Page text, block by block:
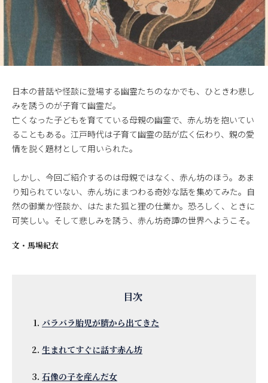
日本の昔話や怪談に登場する幽霊たちのなかでも、ひときわ悲し
みを誘うのが子育て幽霊だ。
亡くなった子どもを育てている母親の幽霊で、赤ん坊を抱いてい
ることもある。江戸時代は子育て幽霊の話が広く伝わり、親の愛
情を説く題材として用いられた。
しかし、今回ご紹介するのは母親ではなく、赤ん坊のほう。あま
り知られていない、赤ん坊にまつわる奇妙な話を集めてみた。自
然の御業か怪談か、はたまた狐と狸の仕業か。恐ろしく、ときに
可笑しい。そして悲しみを誘う、赤ん坊奇譚の世界へようこそ。
文・ 馬場紀衣
バラバラ胎児が臍から出てきた
生まれてすぐに話す赤ん坊
石像の子を産んだ女